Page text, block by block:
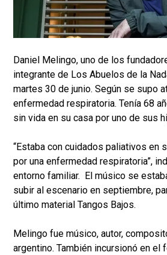
Daniel Melingo, uno de los
integrante de Los Abuelos de la
martes 30 de junio. Según se supo
enfermedad respiratoria. Tenía 68
sin vida en su casa por uno de sus
“Estaba con cuidados paliativos en
por una enfermedad respiratoria”,
entorno familiar. El músico se
subir al escenario en septiembre,
último material Tangos Bajos.
Melingo fue músico, autor,
argentino. También incursionó en el